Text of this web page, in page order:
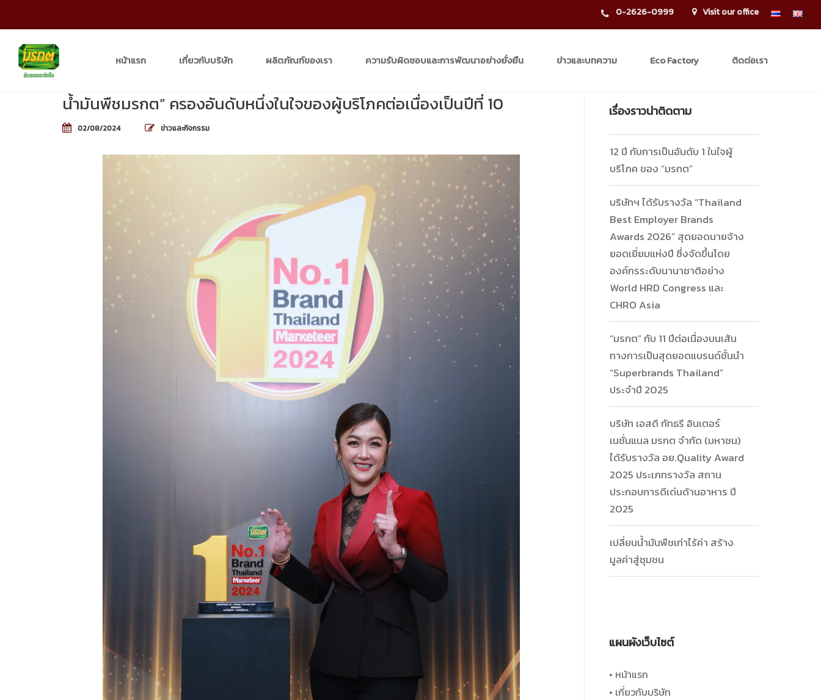
0-2626-0999 Visit our office
หน้าแรก เกี่ยวกับบริษัท ผลิตภัณฑ์ของเรา ความรับผิดชอบและการพัฒนาอย่างยั่งยืน ข่าวและบทความ Eco Factory ติดต่อเรา
น้ำมันพืชมรกต” ครองอันดับหนึ่งในใจของผู้บริโภคต่อเนื่องเป็นปีที่ 10
02/08/2024 ข่าวและกิจกรรม
เรื่องราวน่าติดตาม
12 ปี กับการเป็นอันดับ 1 ในใจผู้
บริโภค ของ “มรกต”
บริษัทฯ ได้รับรางวัล “Thailand
Best Employer Brands
Awards 2026” สุดยอดนายจ้าง
ยอดเยี่ยมแห่งปี ซึ่งจัดขึ้นโดย
องค์กรระดับนานาชาติอย่าง
World HRD Congress และ
CHRO Asia
“มรกต” กับ 11 ปีต่อเนื่องบนเส้น
ทางการเป็นสุดยอดแบรนด์ชั้นนำ
“Superbrands Thailand”
ประจำปี 2025
บริษัท เอสดี กัทธรี อินเตอร์
เนชั่นแนล มรกต จำกัด (มหาชน)
ได้รับรางวัล อย.Quality Award
2025 ประเภทรางวัล สถาน
ประกอบการดีเด่นด้านอาหาร ปี
2025
เปลี่ยนน้ำมันพืชเก่าไร้ค่า สร้าง
มูลค่าสู่ชุมชน
แผนผังเว็บไซต์
• หน้าแรก
• เกี่ยวกับบริษัท